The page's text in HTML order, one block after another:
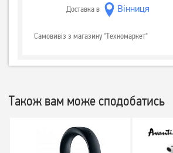
Доставка в
Самовивіз з магазину "Техномаркет"
Також вам може сподобатись